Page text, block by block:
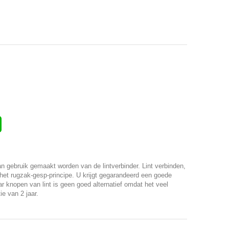
gemaakt worden van de lintverbinder. Lint verbinden,
rugzak-gesp-principe. U krijgt gegarandeerd een goede
knopen van lint is geen goed alternatief omdat het veel
van 2 jaar.